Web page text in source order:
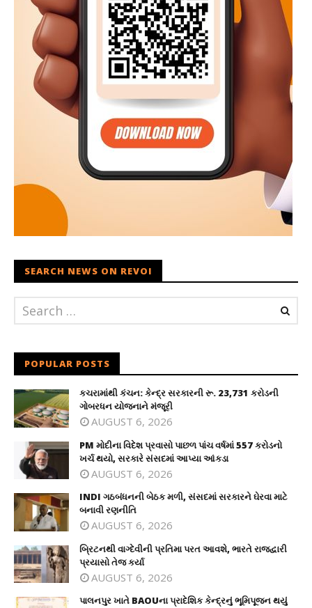
SEARCH NEWS ON REVOI
POPULAR POSTS
કચરામાંથી કંચન: કેન્દ્ર સરકારની રૂ. 23,731 કરોડની
ગોબરધન યોજનાને મંજૂરી
AUGUST 6, 2026
PM મોદીના વિદેશ પ્રવાસો પાછળ પાંચ વર્ષમાં 557 કરોડનો
ખર્ચ થયો, સરકારે સંસદમાં આપ્યા આંકડા
AUGUST 6, 2026
INDI ગઠબંધનની બેઠક મળી, સંસદમાં સરકારને ઘેરવા માટે
બનાવી રણનીતિ
AUGUST 6, 2026
બ્રિટનથી વાગ્દેવીની પ્રતિમા પરત આવશે, ભારતે રાજદ્વારી
પ્રયાસો તેજ કર્યા
AUGUST 6, 2026
પાલનપુર ખાતે BAOUના પ્રાદેશિક કેન્દ્રનું ભૂમિપૂજન થયું